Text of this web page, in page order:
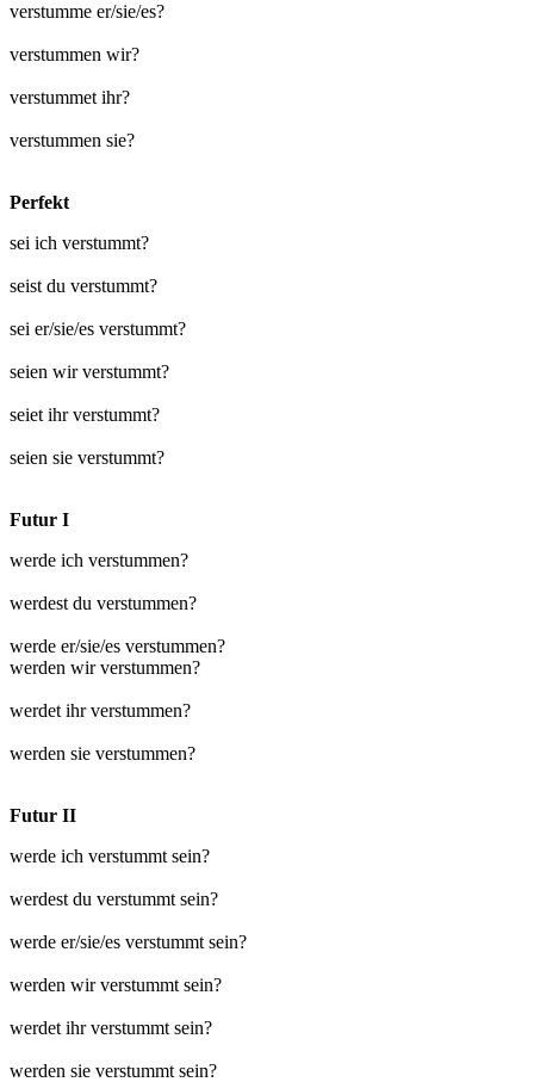
verstumme er/sie/es?
verstummen wir?
verstummet ihr?
verstummen sie?
Perfekt
sei ich verstummt?
seist du verstummt?
sei er/sie/es verstummt?
seien wir verstummt?
seiet ihr verstummt?
seien sie verstummt?
Futur I
werde ich verstummen?
werdest du verstummen?
werde er/sie/es verstummen?
werden wir verstummen?
werdet ihr verstummen?
werden sie verstummen?
Futur II
werde ich verstummt sein?
werdest du verstummt sein?
werde er/sie/es verstummt sein?
werden wir verstummt sein?
werdet ihr verstummt sein?
werden sie verstummt sein?